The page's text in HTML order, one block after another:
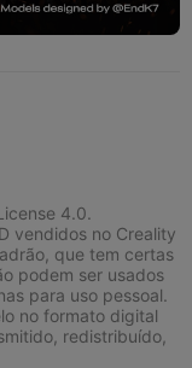
4.0.
vendidos no Creality
que tem certas
podem ser usados
para uso pessoal.
no formato digital
redistribuído,